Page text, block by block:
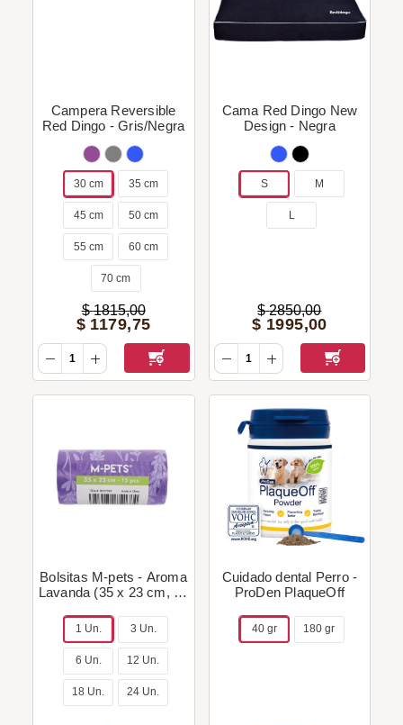
Campera Reversible
Red Dingo - Gris/Negra
30 cm 35 cm
45 cm 50 cm
55 cm 60 cm
70 cm
$ 1815,00
$ 1179,75
Cama Red Dingo New
Design - Negra
S M
L
$ 2850,00
$ 1995,00
Bolsitas M-pets - Aroma
Lavanda (35 x 23 cm, 15
1 Un. 3 Un.
6 Un. 12 Un.
18 Un. 24 Un.
Cuidado dental Perro -
ProDen PlaqueOff
40 gr 180 gr